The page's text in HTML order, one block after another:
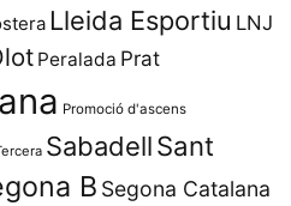
Lleida Esportiu LNJ
Peralada Prat
Promoció d'ascens
SabadellSant
B Segona Catalana